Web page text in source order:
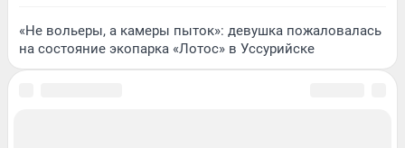
«Не вольеры, а камеры пыток»: девушка пожаловалась
на состояние экопарка «Лотос» в Уссурийске